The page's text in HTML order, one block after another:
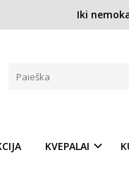
Iki
KVEPALAI
JAI